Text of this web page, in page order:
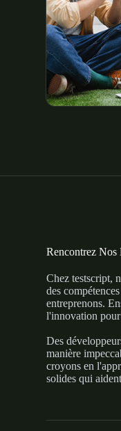
Rencontrez Nos
Chez testscript,
des
entreprenons.
l'innovation
Des
manière
croyons en
solides qui